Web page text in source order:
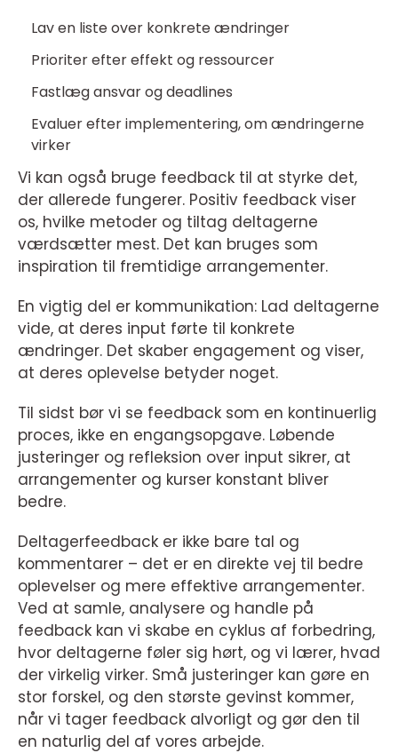
Lav en liste over konkrete ændringer
Prioriter efter effekt og ressourcer
Fastlæg ansvar og deadlines
Evaluer efter implementering, om ændringerne
virker
Vi kan også bruge feedback til at styrke det,
der allerede fungerer. Positiv feedback viser
os, hvilke metoder og tiltag deltagerne
værdsætter mest. Det kan bruges som
inspiration til fremtidige arrangementer.
En vigtig del er kommunikation: Lad deltagerne
vide, at deres input førte til konkrete
ændringer. Det skaber engagement og viser,
at deres oplevelse betyder noget.
Til sidst bør vi se feedback som en kontinuerlig
proces, ikke en engangsopgave. Løbende
justeringer og refleksion over input sikrer, at
arrangementer og kurser konstant bliver
bedre.
Deltagerfeedback er ikke bare tal og
kommentarer – det er en direkte vej til bedre
oplevelser og mere effektive arrangementer.
Ved at samle, analysere og handle på
feedback kan vi skabe en cyklus af forbedring,
hvor deltagerne føler sig hørt, og vi lærer, hvad
der virkelig virker. Små justeringer kan gøre en
stor forskel, og den største gevinst kommer,
når vi tager feedback alvorligt og gør den til
en naturlig del af vores arbejde.